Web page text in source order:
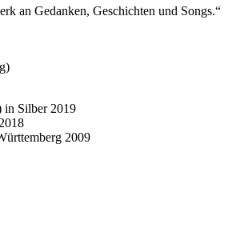
an Gedanken, Geschichten und Songs.“
in Silber 2019
2009